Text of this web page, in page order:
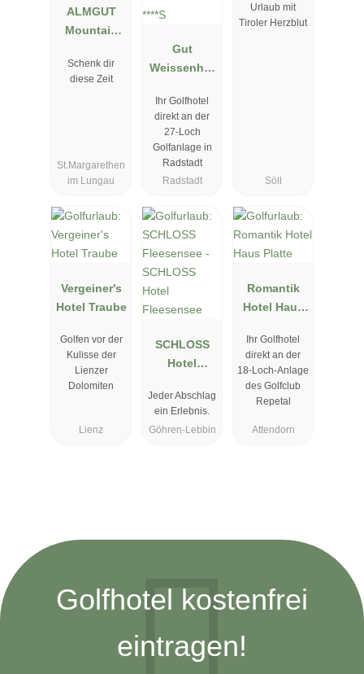
ALMGUT
Mountain
Hotel
Schenk dir
diese Zeit
St.Margarethen
im Lungau
Gut
Weissenhof
Ihr Golfhotel
direkt an der
27-Loch
Golfanlage in
Radstadt
Radstadt
Urlaub mit
Tiroler Herzblut
Söll
Vergeiner's
Hotel Traube
Golfen vor der
Kulisse der
Lienzer
Dolomiten
Lienz
SCHLOSS
Hotel
Jeder Abschlag
ein Erlebnis.
Göhren-Lebbin
Romantik
Hotel Haus
Ihr Golfhotel
direkt an der
18-Loch-Anlage
des Golfclub
Repetal
Attendorn
Golfhotel kostenfrei
eintragen!